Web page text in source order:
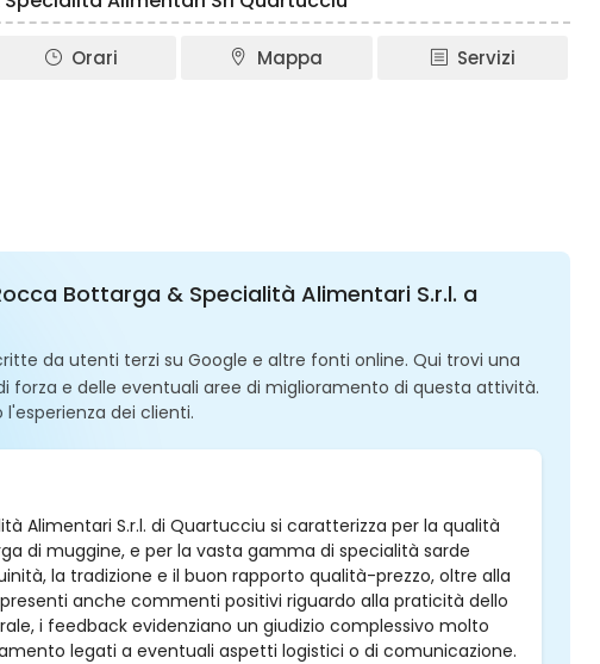
Orari Mappa Servizi
Bottarga & Specialità Alimentari S.r.l. a
da utenti terzi su Google e altre fonti online. Qui trovi una
forza e delle eventuali aree di miglioramento di questa attività.
dei clienti.
Alimentari S.r.l. di Quartucciu si caratterizza per la qualità
di muggine, e per la vasta gamma di specialità sarde
la tradizione e il buon rapporto qualità-prezzo, oltre alla
anche commenti positivi riguardo alla praticità dello
i feedback evidenziano un giudizio complessivo molto
legati a eventuali aspetti logistici o di comunicazione.